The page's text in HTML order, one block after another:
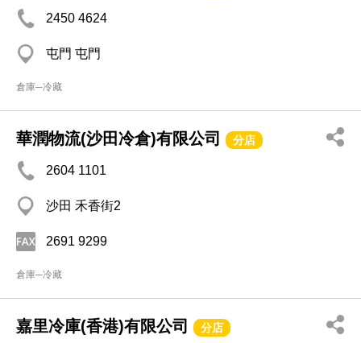
2450 4624
屯門 屯門
倉庫─冷藏
華潤物流(沙田冷倉)有限公司 分店
2604 1101
沙田 禾香街2
2691 9299
倉庫─冷藏
嘉里冷庫(香港)有限公司 分店